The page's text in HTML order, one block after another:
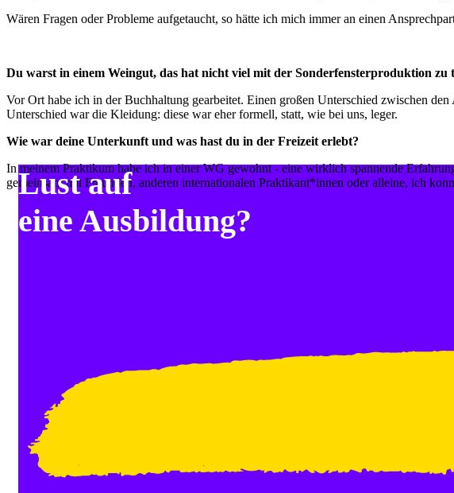
Wären Fragen oder Probleme aufgetaucht, so hätte ich mich immer an einen
Du warst in einem Weingut, das hat nicht viel mit der Sonderfensterproduktion
Vor Ort habe ich in der Buchhaltung gearbeitet. Einen großen Unterschied zwischen
Unterschied war die Kleidung: diese war eher formell, statt, wie bei uns, leger.
Wie war deine Unterkunft und was hast du in der Freizeit erlebt?
In meinem Praktikum habe ich in einer WG gewohnt - eine wirklich spannende
gemeinsam mit Freunden, anderen internationalen Praktikant*innen oder alleine, ich
Lust auf
eine Ausbildung?